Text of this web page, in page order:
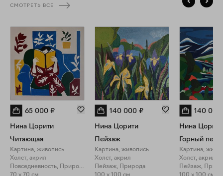
СМОТРЕТЬ ВСЕ
65 000 ₽
Нина Цорити
Читающая
Картина, живопись
Холст, акрил
Повседневность, Природа
140 000 ₽
Нина Цорити
Пейзаж
Картина, живопись
Холст, акрил
Пейзаж, Природа
140 000
Нина Цорити
Горный
Картина,
Холст, акрил
Пейзаж,